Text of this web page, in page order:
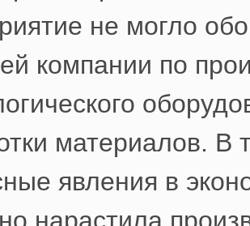
не могло
компании по
материалов. В
явления в